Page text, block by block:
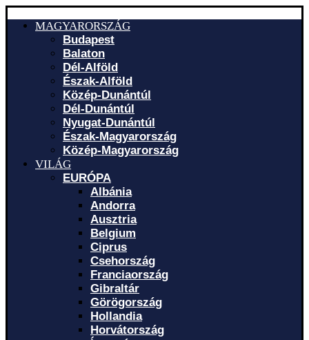
MAGYARORSZÁG
Budapest
Balaton
Dél-Alföld
Észak-Alföld
Közép-Dunántúl
Dél-Dunántúl
Nyugat-Dunántúl
Észak-Magyarország
Közép-Magyarország
VILÁG
EURÓPA
Albánia
Andorra
Ausztria
Belgium
Ciprus
Csehország
Franciaország
Gibraltár
Görögország
Hollandia
Horvátország